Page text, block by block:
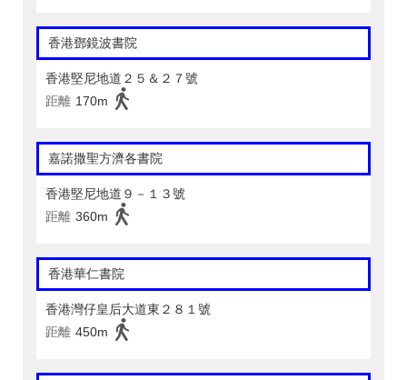
香港鄧鏡波書院
香港堅尼地道２５＆２７號
距離 170m
嘉諾撒聖方濟各書院
香港堅尼地道９－１３號
距離 360m
香港華仁書院
香港灣仔皇后大道東２８１號
距離 450m